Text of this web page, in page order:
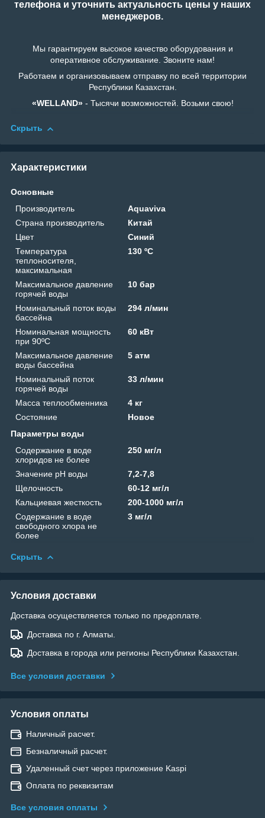
телефона и уточнить актуальность цены у наших
менеджеров.
Мы гарантируем высокое качество оборудования и
оперативное обслуживание. Звоните нам!
Работаем и организовываем отправку по всей территории
Республики Казахстан.
«WELLAND»- Тысячи возможностей. Возьми свою!
Скрыть
Характеристики
Основные
Производитель
Aquaviva
Страна производитель
Китай
Цвет
Синий
Температура
теплоносителя,
максимальная
130 ºС
Максимальное давление
горячей воды
10 бар
Номинальный поток воды
бассейна
294 л/мин
Номинальная мощность
при 90ºС
60 кВт
Максимальное давление
воды бассейна
5 атм
Номинальный поток
горячей воды
33 л/мин
Масса теплообменника
4 кг
Состояние
Новое
Параметры воды
Содержание в воде
хлоридов не более
250 мг/л
Значение рН воды
7,2-7,8
Щелочность
60-12 мг/л
Кальциевая жесткость
200-1000 мг/л
Содержание в воде
свободного хлора не
более
3 мг/л
Скрыть
Условия доставки
Доставка осуществляется только по предоплате.
Доставка по г. Алматы.
Доставка в города или регионы Республики Казахстан.
Все условия доставки
Условия оплаты
Наличный расчет.
Безналичный расчет.
Удаленный счет через приложение Kaspi
Оплата по реквизитам
Все условия оплаты